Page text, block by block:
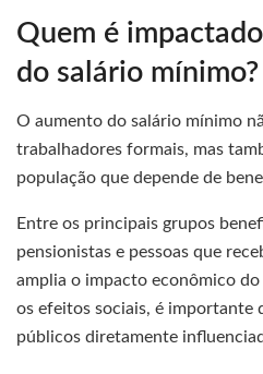
Quem é
do salário mínimo?
O aumento do salário mínimo
trabalhadores formais, mas
população que depende de
Entre os principais grupos
pensionistas e pessoas que
amplia o impacto econômico
os efeitos sociais, é importante
públicos diretamente